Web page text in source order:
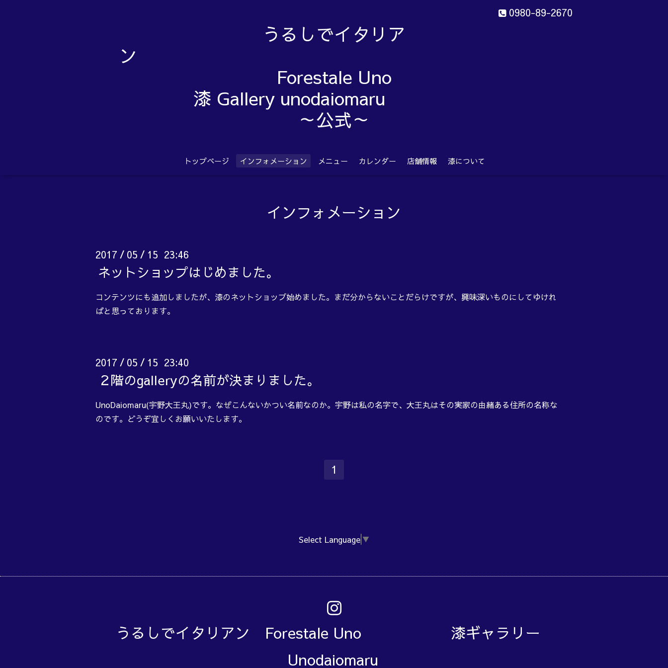
0980-89-2670
うるしでイタリア
ン
Forestale Uno
漆 Gallery unodaiomaru
～公式～
トップページ インフォメーション メニュー カレンダー 店舗情報 漆について
インフォメーション
2017 / 05 / 15 23:46
ネットショップはじめました。
コンテンツにも追加しましたが、漆のネットショップ始めました。まだ分からないことだらけですが、興味深いものにしてゆけれ
ばと思っております。
2017 / 05 / 15 23:40
２階のgalleryの名前が決まりました。
UnoDaiomaru(宇野大王丸)です。なぜこんないかつい名前なのか。宇野は私の名字で、大王丸はその実家の由緒ある住所の名称な
のです。どうぞ宜しくお願いいたします。
1
Select Language ▼
うるしでイタリアン Forestale Uno 漆ギャラリー
Unodaiomaru